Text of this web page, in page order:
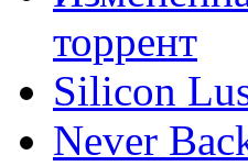
торрент
Silicon
Never